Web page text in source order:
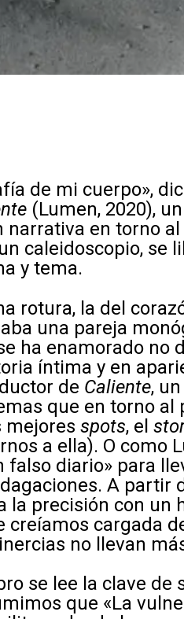
de mi cuerpo»,
(Lumen, 2020),
en torno
caleidoscopio, se
y tema.
rotura, la del
una pareja
ha enamorado no
íntima y en
de Caliente,
que en torno al
mejoresspots, el
a ella). O como
falso diario» para
A partir
la precisión con un
creíamos cargada
no llevan
se lee la clave de
que «La